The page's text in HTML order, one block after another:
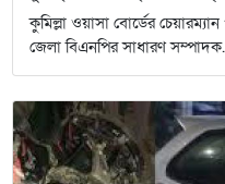
কুমিল্লা ওয়াসা বোর্ডের
জেলা বিএনপির সাধারণ